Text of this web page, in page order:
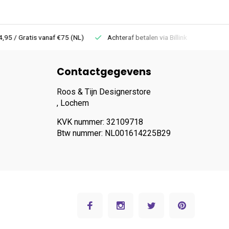
vanaf €75 (NL) Achteraf betalen via Billink
Contactgegevens
Roos & Tijn Designerstore
, Lochem
KVK nummer: 32109718
Btw nummer: NL001614225B29